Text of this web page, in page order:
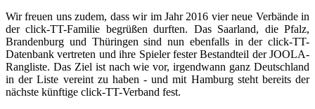
Wir freuen uns zudem, dass wir im Jahr 2016 vier neue Verbände in
der click-TT-Familie begrüßen durften. Das Saarland, die Pfalz,
Brandenburg und Thüringen sind nun ebenfalls in der click-TT-
Datenbank vertreten und ihre Spieler fester Bestandteil der JOOLA-
Rangliste. Das Ziel ist nach wie vor, irgendwann ganz Deutschland
in der Liste vereint zu haben - und mit Hamburg steht bereits der
nächste künftige click-TT-Verband fest.